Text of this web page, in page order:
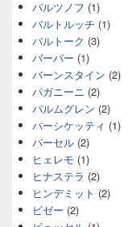
バルツノフ (1)
バルトルッチ (1)
バルトーク (3)
バーバー (1)
バーンスタイン (2)
パガニーニ (2)
パルムグレン (2)
パーシケッティ (1)
パーセル (2)
ヒェレモ (1)
ヒナステラ (2)
ヒンデミット (2)
ビゼー (2)